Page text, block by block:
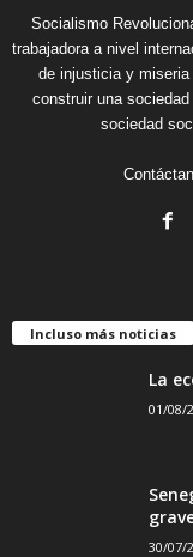
Socialismo
trabajadora a nivel
de injusticia y
construir una
sociedad
Incluso más noticias
La
01/08/
30/07/